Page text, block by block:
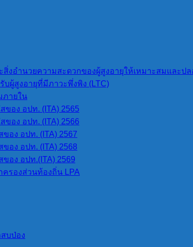
งอำนวยความสะดวกของผู้สูงอายุให้เหมาะสมและป
ผู้สูงอายุที่มีภาวะพึ่งพิง (LTC)
ภายใน
อง อปท. (ITA) 2565
อง อปท. (ITA) 2566
อง อปท. (ITA) 2567
อง อปท. (ITA) 2568
อง อปท.(ITA) 2569
รองส่วนท้องถิ่น LPA
บป่อง
reserved. Design by i-designweb.com